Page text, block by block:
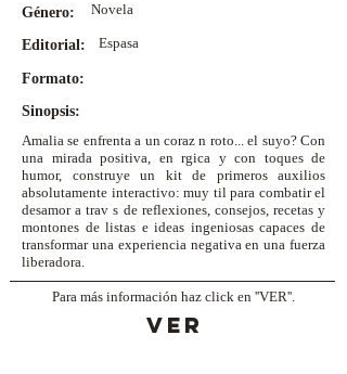
Género: Novela
Espasa
Editorial:
Formato:
Sinopsis:
Amalia se enfrenta a un coraz n roto... el suyo? Con
una mirada positiva, en rgica y con toques de
humor, construye un kit de primeros auxilios
absolutamente interactivo: muy til para combatir el
desamor a trav s de reflexiones, consejos, recetas y
montones de listas e ideas ingeniosas capaces de
transformar una experiencia negativa en una fuerza
liberadora.
Para más información haz click en ''VER''.
VER